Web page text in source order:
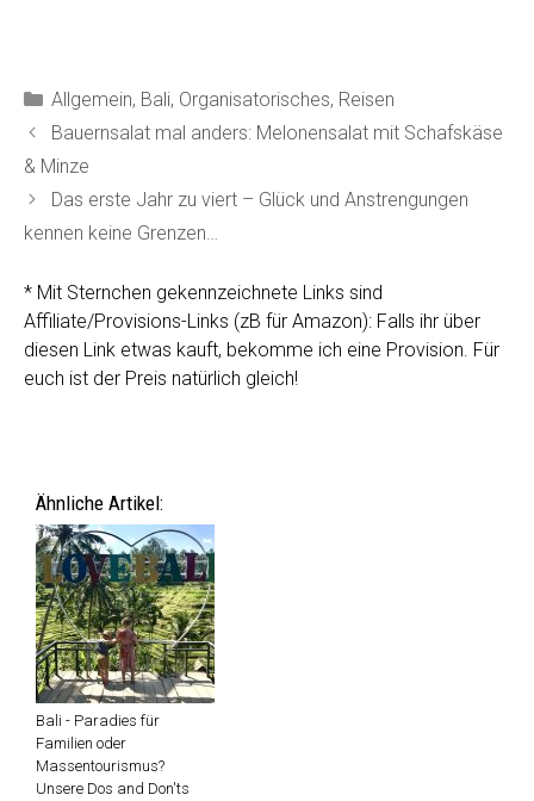
Kategorien
Allgemein, Bali, Organisatorisches, Reisen
Bauernsalat mal anders: Melonensalat mit Schafskäse
& Minze
Das erste Jahr zu viert – Glück und Anstrengungen
kennen keine Grenzen…
* Mit Sternchen gekennzeichnete Links sind
Affiliate/Provisions-Links (zB für Amazon): Falls ihr über
diesen Link etwas kauft, bekomme ich eine Provision. Für
euch ist der Preis natürlich gleich!
Ähnliche Artikel:
Bali - Paradies für
Familien oder
Massentourismus?
Unsere Dos and Don'ts